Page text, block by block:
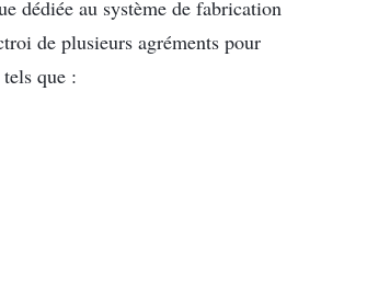
dédiée au système de fabrication
de plusieurs agréments pour
tels que :